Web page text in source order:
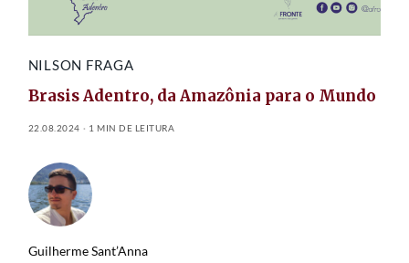
NILSON FRAGA
Brasis Adentro, da Amazônia para o Mundo
22.08.2024 1 MIN DE LEITURA
Guilherme Sant’Anna